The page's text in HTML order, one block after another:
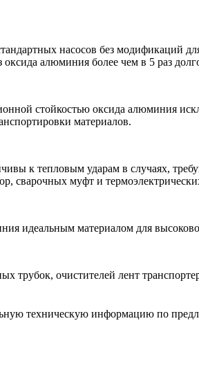
насосов без модификаций
алюминия более чем в 5 раз
стойкостью оксида алюминия
материалов.
к тепловым ударам в случаях,
сварочных муфт и
идеальным материалом для
очистителей лент
техническую информацию по